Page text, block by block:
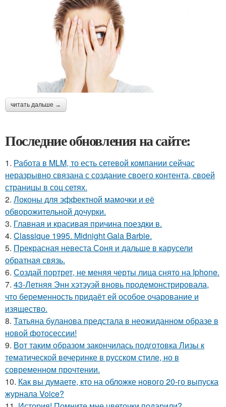
читать дальше →
Последние обновления на сайте:
1. Работа в MLM, то есть сетевой компании сейчас
неразрывно связана с создание своего контента, своей
страницы в соц сетях.
2. Локоны для эффектной мамочки и её
обворожительной дочурки.
3. Главная и красивая причина поездки в.
4. Classique 1995. Midnight Gala Barbie.
5. Прекрасная невеста Соня и дальше в карусели
обратная связь.
6. Создай портрет, не меняя черты лица снято на Iphone.
7. 43-Летняя Энн хэтэуэй вновь продемонстрировала,
что беременность придаёт ей особое очарование и
изящество.
8. Татьяна буланова предстала в неожиданном образе в
новой фотосессии!
9. Вот таким образом закончилась подготовка Лизы к
тематической вечеринке в русском стиле, но в
современном прочтении.
10. Как вы думаете, кто на обложке нового 20-го выпуска
журнала Voice?